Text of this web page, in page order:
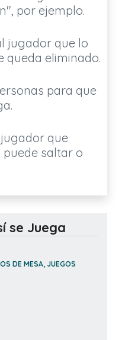
por ejemplo.
jugador que lo
queda eliminado.
para que
que
puede saltar o
se Juega
DE MESA, JUEGOS